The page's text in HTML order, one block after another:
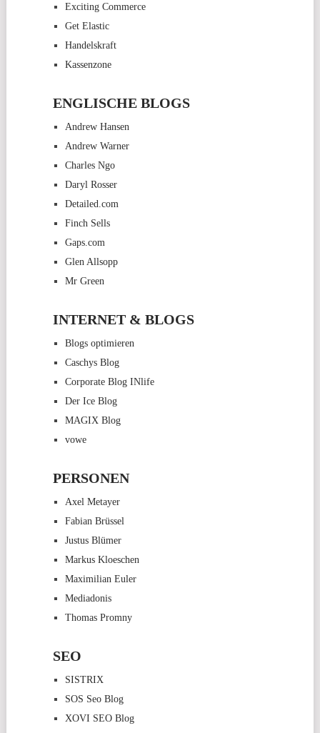
Exciting Commerce
Get Elastic
Handelskraft
Kassenzone
ENGLISCHE BLOGS
Andrew Hansen
Andrew Warner
Charles Ngo
Daryl Rosser
Detailed.com
Finch Sells
Gaps.com
Glen Allsopp
Mr Green
INTERNET & BLOGS
Blogs optimieren
Caschys Blog
Corporate Blog INlife
Der Ice Blog
MAGIX Blog
vowe
PERSONEN
Axel Metayer
Fabian Brüssel
Justus Blümer
Markus Kloeschen
Maximilian Euler
Mediadonis
Thomas Promny
SEO
SISTRIX
SOS Seo Blog
XOVI SEO Blog